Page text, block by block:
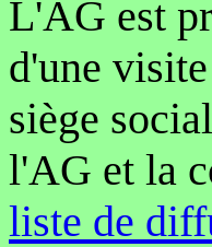
L'AG est
d'une
siège
l'AG et la
liste de